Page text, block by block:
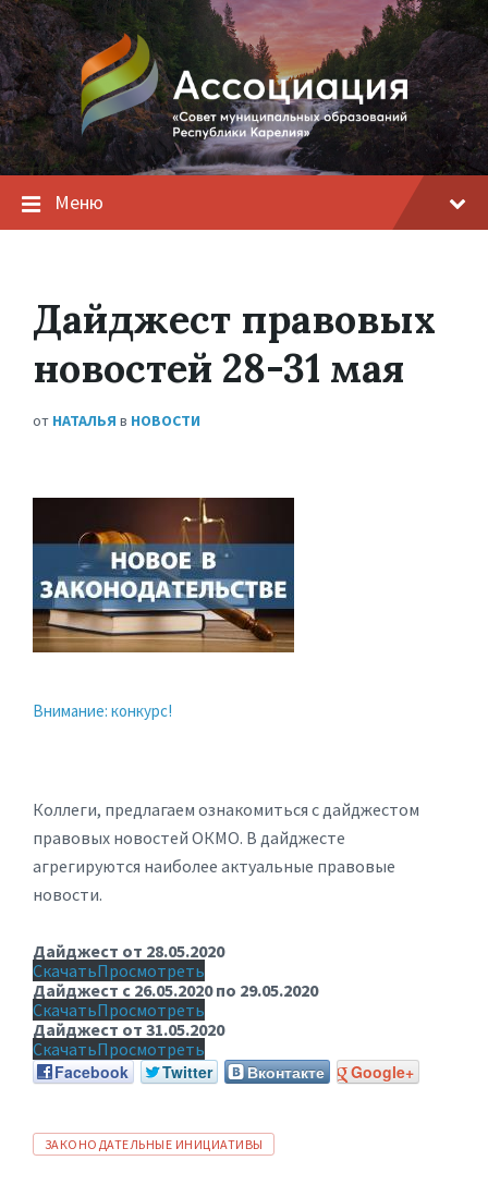
Меню
Дайджест правовых
новостей 28-31 мая
от НАТАЛЬЯ в НОВОСТИ
Внимание: конкурс!
Коллеги, предлагаем ознакомиться с дайджестом
правовых новостей ОКМО. В дайджесте
агрегируются наиболее актуальные правовые
новости.
Дайджест от 28.05.2020
СкачатьПросмотреть
Дайджест с 26.05.2020 по 29.05.2020
СкачатьПросмотреть
Дайджест от 31.05.2020
СкачатьПросмотреть
Facebook
Twitter Вконтакте Google+
ТЕГИ:
ЗАКОНОДАТЕЛЬНЫЕ ИНИЦИАТИВЫ